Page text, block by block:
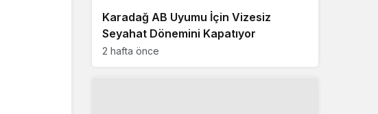
Karadağ AB Uyumu İçin Vizesiz
Seyahat Dönemini Kapatıyor
2 hafta önce